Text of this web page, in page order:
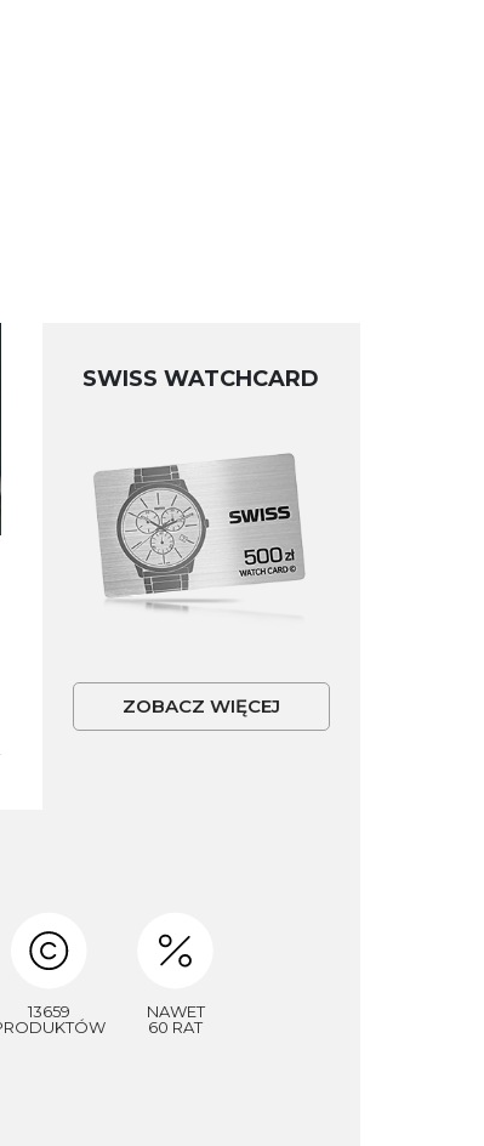
SWISS WATCHCARD
ZOBACZ WIĘCEJ
13659
NAWET
60 RAT